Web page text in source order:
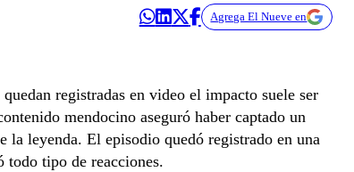
Agrega El Nueve en
registradas en video el impacto suele ser
mendocino aseguró haber captado un
la leyenda. El episodio quedó registrado en una
todo tipo de reacciones.